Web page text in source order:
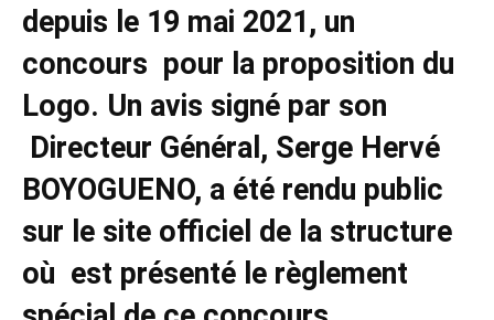
depuis le 19 mai 2021, un
concours pour la proposition du
Logo. Un avis signé par son
Directeur Général, Serge Hervé
BOYOGUENO, a été rendu public
sur le site officiel de la structure
où est présenté le règlement